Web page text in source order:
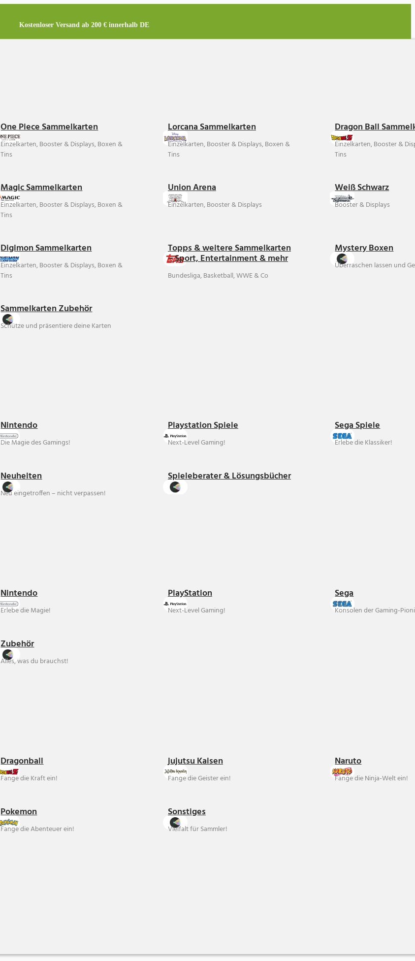
Kostenloser Versand ab 200 € innerhalb DE
One Piece Sammelkarten
Einzelkarten, Booster & Displays, Boxen &
Tins
Lorcana Sammelkarten
Einzelkarten, Booster & Displays, Boxen &
Tins
Dragon Ball
Einzelkarten, Booster &
Tins
Magic Sammelkarten
Einzelkarten, Booster & Displays, Boxen &
Tins
Union Arena
Einzelkarten, Booster & Displays
Weiß Schwarz
Booster & Displays
Digimon Sammelkarten
Einzelkarten, Booster & Displays, Boxen &
Tins
Topps & weitere Sammelkarten
– Sport, Entertainment & mehr
Bundesliga, Basketball, WWE & Co
Mystery Boxen
Überraschen lassen und
Sammelkarten Zubehör
Schütze und präsentiere deine Karten
Nintendo
Die Magie des Gamings!
Playstation Spiele
Next-Level Gaming!
Sega Spiele
Erlebe die Klassiker!
Neuheiten
Neu eingetroffen – nicht verpassen!
Spieleberater & Lösungsbücher
Nintendo
Erlebe die Magie!
PlayStation
Next-Level Gaming!
Sega
Konsolen der Gaming-
Zubehör
Alles, was du brauchst!
Dragonball
Fange die Kraft ein!
jujutsu Kaisen
Fange die Geister ein!
Naruto
Fange die Ninja-Welt ein!
Pokemon
Fange die Abenteuer ein!
Sonstiges
Vielfalt für Sammler!